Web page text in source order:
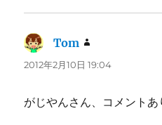
Tom
り:
2012年2月10日 19:04
がじやんさん、コメントあ